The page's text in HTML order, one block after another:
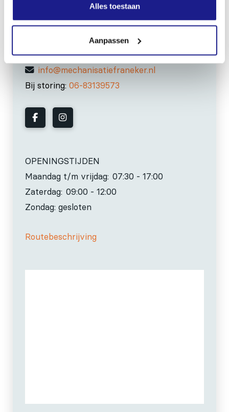
Alles toestaan
Aanpassen
8801 RD Franeker
0517-396800
info@mechanisatiefraneker.nl
Bij storing: 06-83139573
OPENINGSTIJDEN
Maandag t/m vrijdag: 07:30 - 17:00
Zaterdag: 09:00 - 12:00
Zondag: gesloten
Routebeschrijving